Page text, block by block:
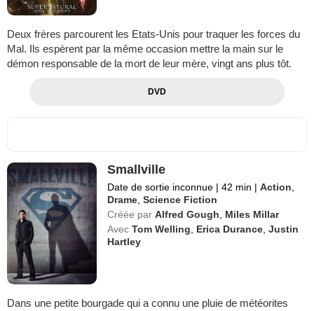
Deux frères parcourent les Etats-Unis pour traquer les forces du
Mal. Ils espèrent par la même occasion mettre la main sur le
démon responsable de la mort de leur mère, vingt ans plus tôt.
DVD
Smallville
Date de sortie inconnue | 42 min | Action,
Drame,Science Fiction
Créée par Alfred Gough, Miles Millar
Avec Tom Welling, Erica Durance,Justin
Hartley
Dans une petite bourgade qui a connu une pluie de météorites